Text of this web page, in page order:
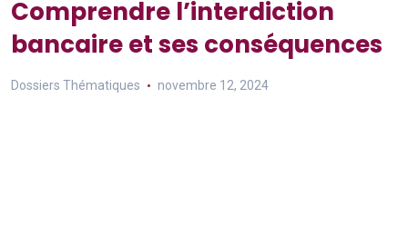
Comprendre l’interdiction
bancaire et ses conséquences
Dossiers Thématiques novembre 12, 2024